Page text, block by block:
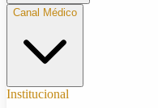
Canal Médico
Institucional